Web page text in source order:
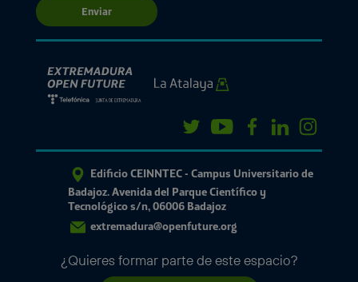
Enviar
Edificio CEINNTEC - Campus Universitario de
Badajoz. Avenida del Parque Científico y
Tecnológico s/n, 06006 Badajoz
extremadura@openfuture.org
¿Quieres formar parte de este espacio?